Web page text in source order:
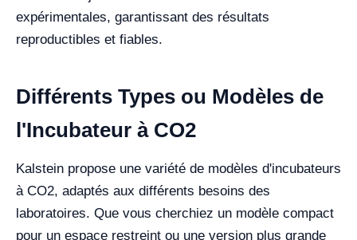
expérimentales, garantissant des résultats
reproductibles et fiables.
Différents Types ou Modèles de
l'Incubateur à CO2
Kalstein propose une variété de modèles d'incubateurs
à CO2, adaptés aux différents besoins des
laboratoires. Que vous cherchiez un modèle compact
pour un espace restreint ou une version plus grande